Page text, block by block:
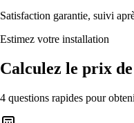
Satisfaction garantie, suivi
Estimez votre installation
Calculez le prix
4 questions rapides pour